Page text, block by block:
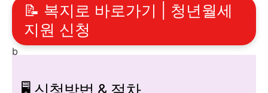
📝 복지로 바로가기 | 청년월세
지원 신청
b